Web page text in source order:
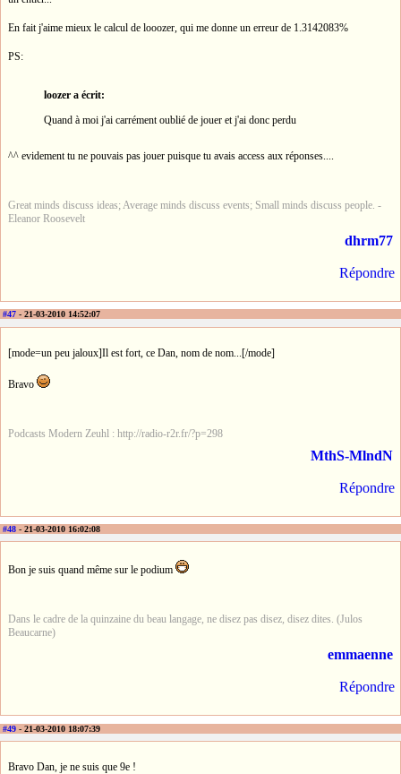
En fait j'aime mieux le calcul de looozer, qui me donne un erreur de 1.3142083%
PS:
loozer a écrit:
Quand à moi j'ai carrément oublié de jouer et j'ai donc perdu
^^ evidement tu ne pouvais pas jouer puisque tu avais access aux réponses....
Great minds discuss ideas; Average minds discuss events; Small minds discuss people. -
Eleanor Roosevelt
dhrm77
Répondre
#47 - 21-03-2010 14:52:07
[mode=un peu jaloux]Il est fort, ce Dan, nom de nom...[/mode]
Bravo
Podcasts Modern Zeuhl : http://radio-r2r.fr/?p=298
MthS-MlndN
Répondre
#48 - 21-03-2010 16:02:08
Bon je suis quand même sur le podium
Dans le cadre de la quinzaine du beau langage, ne disez pas disez, disez dites. (Julos
Beaucarne)
emmaenne
Répondre
#49 - 21-03-2010 18:07:39
Bravo Dan, je ne suis que 9e !